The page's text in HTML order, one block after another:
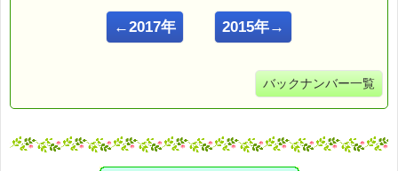
←2017年 2015年→
バックナンバー一覧